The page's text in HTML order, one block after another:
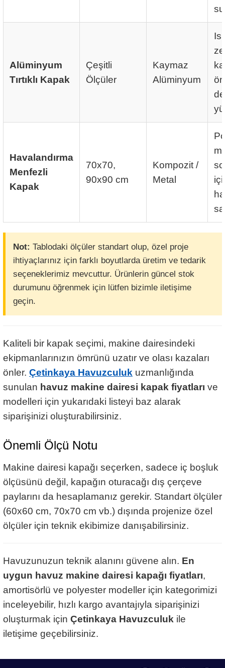
Alüminyum
Tırtıklı Kapak
Çeşitli
Ölçüler
Kaymaz
Alüminyum
Havalandırma
Menfezli
Kapak
70x70,
90x90 cm
Kompozit /
Metal
Not: Tablodaki ölçüler standart olup, özel proje
ihtiyaçlarınız için farklı boyutlarda üretim ve tedarik
seçeneklerimiz mevcuttur. Ürünlerin güncel stok
durumunu öğrenmek için lütfen bizimle iletişime
geçin.
Kaliteli bir kapak seçimi, makine dairesindeki
ekipmanlarınızın ömrünü uzatır ve olası kazaları
önler. Çetinkaya Havuzculuk uzmanlığında
sunulan havuz makine dairesi kapak fiyatları ve
modelleri için yukarıdaki listeyi baz alarak
siparişinizi oluşturabilirsiniz.
Önemli Ölçü Notu
Makine dairesi kapağı seçerken, sadece iç boşluk
ölçüsünü değil, kapağın oturacağı dış çerçeve
paylarını da hesaplamanız gerekir. Standart ölçüler
(60x60 cm, 70x70 cm vb.) dışında projenize özel
ölçüler için teknik ekibimize danışabilirsiniz.
Havuzunuzun teknik alanını güvene alın. En
uygun havuz makine dairesi kapağı fiyatları,
amortisörlü ve polyester modeller için kategorimizi
inceleyebilir, hızlı kargo avantajıyla siparişinizi
oluşturmak için Çetinkaya Havuzculuk ile
iletişime geçebilirsiniz.